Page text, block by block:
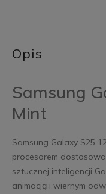
Opis
Samsung
Mint
Samsung Galaxy S25
procesorem
sztucznej inteligencji
animacją i wiernym